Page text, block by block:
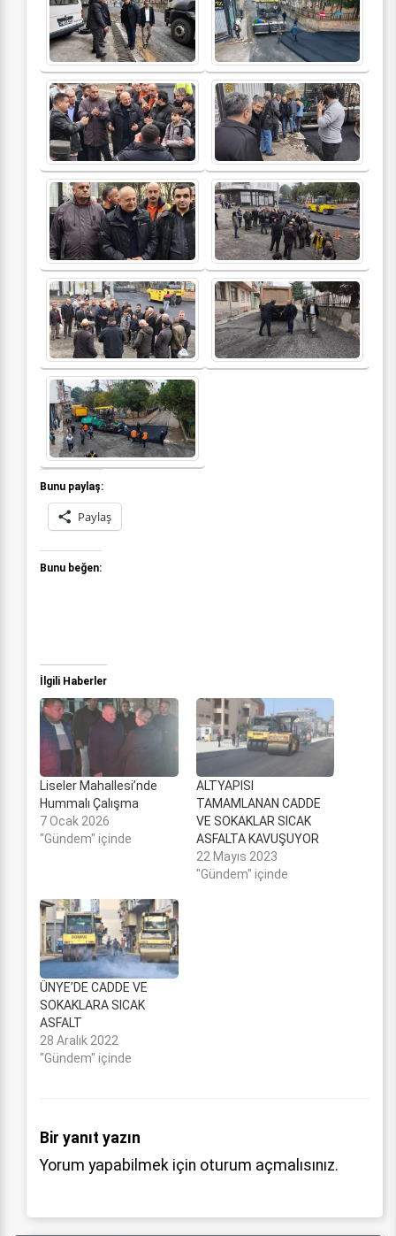
Bunu paylaş:
Paylaş
Bunu beğen:
İlgili Haberler
Liseler Mahallesi’nde
Hummalı Çalışma
7 Ocak 2026
"Gündem" içinde
ALTYAPISI
TAMAMLANAN CADDE
VE SOKAKLAR SICAK
ASFALTA KAVUŞUYOR
22 Mayıs 2023
"Gündem" içinde
ÜNYE’DE CADDE VE
SOKAKLARA SICAK
ASFALT
28 Aralık 2022
"Gündem" içinde
Bir yanıt yazın
Yorum yapabilmek için oturum açmalısınız.